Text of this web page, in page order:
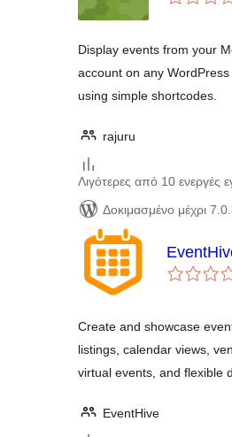
Display events from your
account on any
using simple shortcodes.
rajuru
Λιγότερες από 10 ενεργές
Δοκιμασμένο μέχρι
Create and showcase
listings, calendar views,
virtual events, and flexible
EventHive